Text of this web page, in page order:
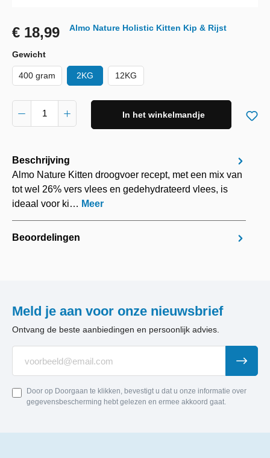
€ 18,99 Almo Nature Holistic Kitten Kip & Rijst
Gewicht
400 gram 2KG 12KG
In het winkelmandje
Beschrijving
Almo Nature Kitten droogvoer recept, met een mix van
tot wel 26% vers vlees en gedehydrateerd vlees, is
ideaal voor ki… Meer
Beoordelingen
Meld je aan voor onze nieuwsbrief
Ontvang de beste aanbiedingen en persoonlijk advies.
Door op Doorgaan te klikken, bevestigt u dat u onze informatie over
gegevensbescherming hebt gelezen en ermee akkoord gaat.